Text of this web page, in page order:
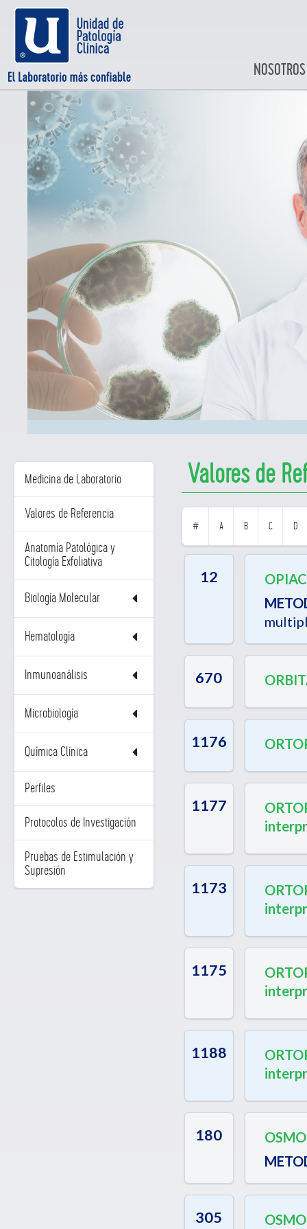
NOSOTROS
Medicina de Laboratorio
Valores de Referencia
Anatomía Patológica y
Citología Exfoliativa
Biología Molecular
Hematología
Inmunoanálisis
Microbiología
Química Clínica
Perfiles
Protocolos de Investigación
Pruebas de Estimulación y
Supresión
Valores de
# A B C D
12
670
1176
1177
1173
1175
1188
180
305